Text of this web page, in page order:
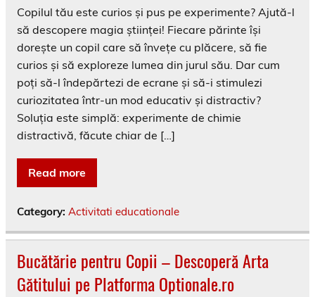
Copilul tău este curios și pus pe experimente? Ajută-l
să descopere magia științei! Fiecare părinte își
dorește un copil care să învețe cu plăcere, să fie
curios și să exploreze lumea din jurul său. Dar cum
poți să-l îndepărtezi de ecrane și să-i stimulezi
curiozitatea într-un mod educativ și distractiv?
Soluția este simplă: experimente de chimie
distractivă, făcute chiar de […]
Read more
Category: Activitati educationale
Bucătărie pentru Copii – Descoperă Arta
Gătitului pe Platforma Optionale.ro